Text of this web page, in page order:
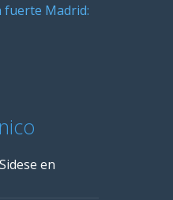
fuerte Madrid:
en